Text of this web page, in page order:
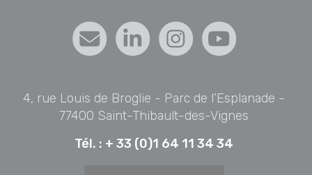
4, rue Louis de Broglie - Parc de l’Esplanade -
77400 Saint-Thibault-des-Vignes
Tél. : + 33 (0)1 64 11 34 34